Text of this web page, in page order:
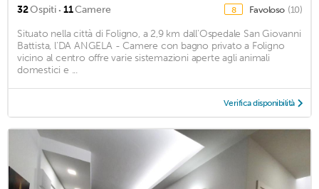
32Ospiti · 11Camere 8 Favoloso (10)
Situato nella città di Foligno, a 2,9 km dall'Ospedale San Giovanni
Battista, l'DA ANGELA - Camere con bagno privato a Foligno
vicino al centro offre varie sistemazioni aperte agli animali
domestici e ...
Verifica disponibilità